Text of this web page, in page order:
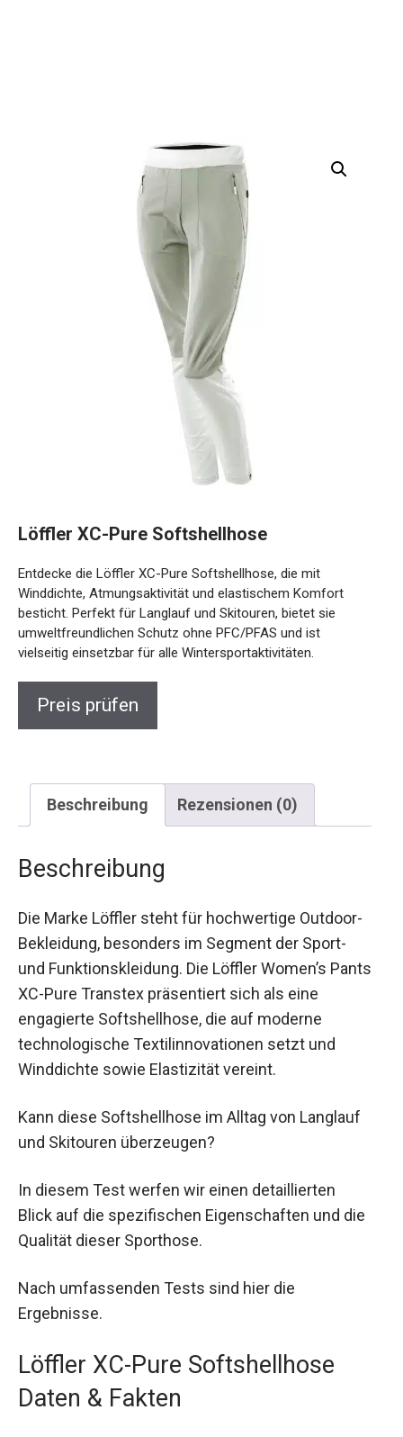
Löffler XC-Pure Softshellhose
Entdecke die Löffler XC-Pure Softshellhose, die mit
Winddichte, Atmungsaktivität und elastischem Komfort
besticht. Perfekt für Langlauf und Skitouren, bietet sie
umweltfreundlichen Schutz ohne PFC/PFAS und ist
vielseitig einsetzbar für alle Wintersportaktivitäten.
Preis prüfen
Beschreibung Rezensionen (0)
Beschreibung
Die Marke Löffler steht für hochwertige Outdoor-
Bekleidung, besonders im Segment der Sport-
und Funktionskleidung. Die Löffler Women’s Pants
XC-Pure Transtex präsentiert sich als eine
engagierte Softshellhose, die auf moderne
technologische Textilinnovationen setzt und
Winddichte sowie Elastizität vereint.
Kann diese Softshellhose im Alltag von Langlauf
und Skitouren überzeugen?
In diesem Test werfen wir einen detaillierten
Blick auf die spezifischen Eigenschaften und die
Qualität dieser Sporthose.
Nach umfassenden Tests sind hier die
Ergebnisse.
Löffler XC-Pure Softshellhose
Daten & Fakten